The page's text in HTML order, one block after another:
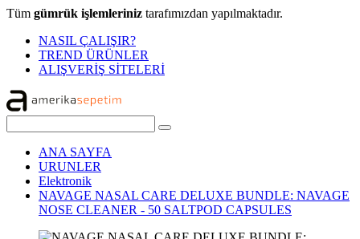
Tüm gümrük işlemleriniz tarafımızdan yapılmaktadır.
NASIL ÇALIŞIR?
TREND ÜRÜNLER
ALIŞVERİŞ SİTELERİ
ANA SAYFA
URUNLER
Elektronik
NAVAGE NASAL CARE DELUXE BUNDLE: NAVAGE
NOSE CLEANER - 50 SALTPOD CAPSULES